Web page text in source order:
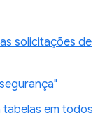
solicitações de
tabelas em todos